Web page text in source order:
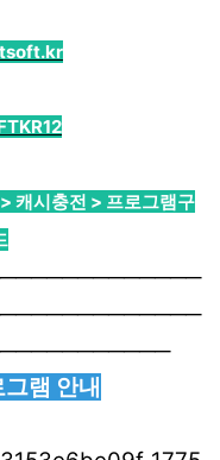
캐시충전 > 프로그램구
램 안내